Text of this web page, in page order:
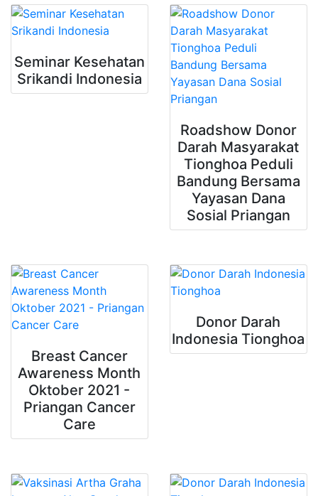
Seminar Kesehatan
Srikandi Indonesia
Roadshow Donor
Darah Masyarakat
Tionghoa Peduli
Bandung Bersama
Yayasan Dana
Sosial Priangan
Breast Cancer
Awareness Month
Oktober 2021 -
Priangan Cancer
Care
Donor Darah
Indonesia Tionghoa